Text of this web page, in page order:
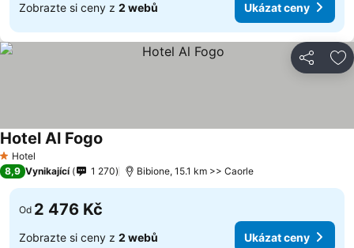
Zobrazte si ceny z 2 webů Ukázat ceny
Sdílet
1 Počet hvězdiček
Hotel
Hotel Al Fogo
8,9 Vynikající 1 270 Bibione, 15.1 km >> Caorle
Od 2 476 Kč
Zobrazte si ceny z 2 webů Ukázat ceny